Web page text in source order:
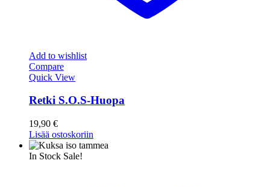
Add to wishlist
Compare
Quick View
Retki S.O.S-Huopa
19,90 €
Lisää ostoskoriin
In Stock Sale!